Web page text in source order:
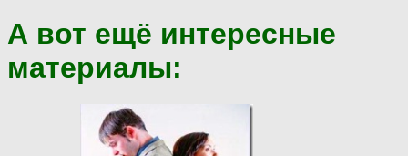
А вот ещё интересные
материалы: